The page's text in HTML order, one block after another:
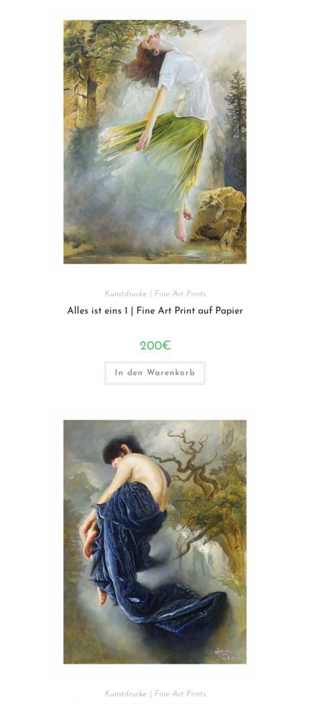
Kunstdrucke | Fine Art Prints
Alles ist eins 1 | Fine Art Print auf Papier
200€
In den Warenkorb
Kunstdrucke | Fine Art Prints